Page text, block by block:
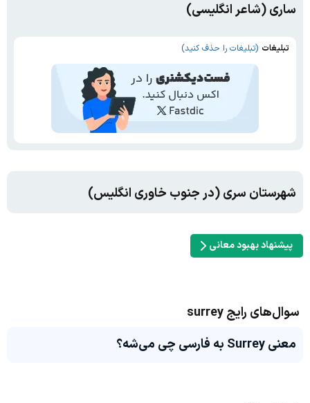
ساری (شاعر انگلیسی)
تبلیغات (تبلیغات را حذف کنید)
شهرستان سری (در جنوب خاوری انگلیس)
پیشنهاد بهبود معانی
سوال‌های رایج surrey
معنی Surrey به فارسی چی می‌شه؟